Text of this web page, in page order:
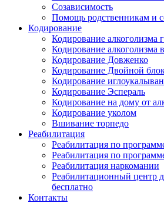
Созависимость
Помощь родственникам и
Кодирование
Кодирование алкоголизма
Кодирование
Кодирование Довженко
Кодирование Двойной
Кодирование
Кодирование Эспераль
Кодирование на дому от
Кодирование уколом
Вшивание торпедо
Реабилитация
Реабилитация по
Реабилитация по
Реабилитация наркомании
Реабилитационный центр
бесплатно
Контакты